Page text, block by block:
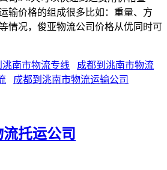
输价格的组成很多比如：重量、方
情况，俊亚物流公司价格从优同时可
洮南市物流专线
成都到洮南市物流
成都到洮南市物流运输公司
托运公司